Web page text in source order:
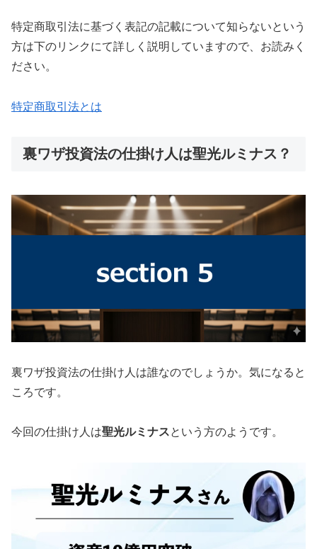
特定商取引法に基づく表記の記載について知らないという
方は下のリンクにて詳しく説明していますので、お読みく
ださい。
特定商取引法とは
裏ワザ投資法の仕掛け人は聖光ルミナス？
裏ワザ投資法の仕掛け人は誰なのでしょうか。気になると
ころです。
今回の仕掛け人は聖光ルミナスという方のようです。